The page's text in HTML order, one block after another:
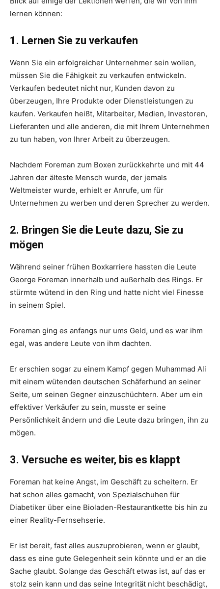
lernen können:
1. Lernen Sie zu verkaufen
Wenn Sie ein erfolgreicher Unternehmer sein wollen,
müssen Sie die Fähigkeit zu verkaufen entwickeln.
Verkaufen bedeutet nicht nur, Kunden davon zu
überzeugen, Ihre Produkte oder Dienstleistungen zu
kaufen. Verkaufen heißt, Mitarbeiter, Medien, Investoren,
Lieferanten und alle anderen, die mit Ihrem Unternehmen
zu tun haben, von Ihrer Arbeit zu überzeugen.
Nachdem Foreman zum Boxen zurückkehrte und mit 44
Jahren der älteste Mensch wurde, der jemals
Weltmeister wurde, erhielt er Anrufe, um für
Unternehmen zu werben und deren Sprecher zu werden.
2. Bringen Sie die Leute dazu, Sie zu
mögen
Während seiner frühen Boxkarriere hassten die Leute
George Foreman innerhalb und außerhalb des Rings. Er
stürmte wütend in den Ring und hatte nicht viel Finesse
in seinem Spiel.
Foreman ging es anfangs nur ums Geld, und es war ihm
egal, was andere Leute von ihm dachten.
Er erschien sogar zu einem Kampf gegen Muhammad Ali
mit einem wütenden deutschen Schäferhund an seiner
Seite, um seinen Gegner einzuschüchtern. Aber um ein
effektiver Verkäufer zu sein, musste er seine
Persönlichkeit ändern und die Leute dazu bringen, ihn zu
mögen.
3. Versuche es weiter, bis es klappt
Foreman hat keine Angst, im Geschäft zu scheitern. Er
hat schon alles gemacht, von Spezialschuhen für
Diabetiker über eine Bioladen-Restaurantkette bis hin zu
einer Reality-Fernsehserie.
Er ist bereit, fast alles auszuprobieren, wenn er glaubt,
dass es eine gute Gelegenheit sein könnte und er an die
Sache glaubt. Solange das Geschäft etwas ist, auf das er
stolz sein kann und das seine Integrität nicht beschädigt,